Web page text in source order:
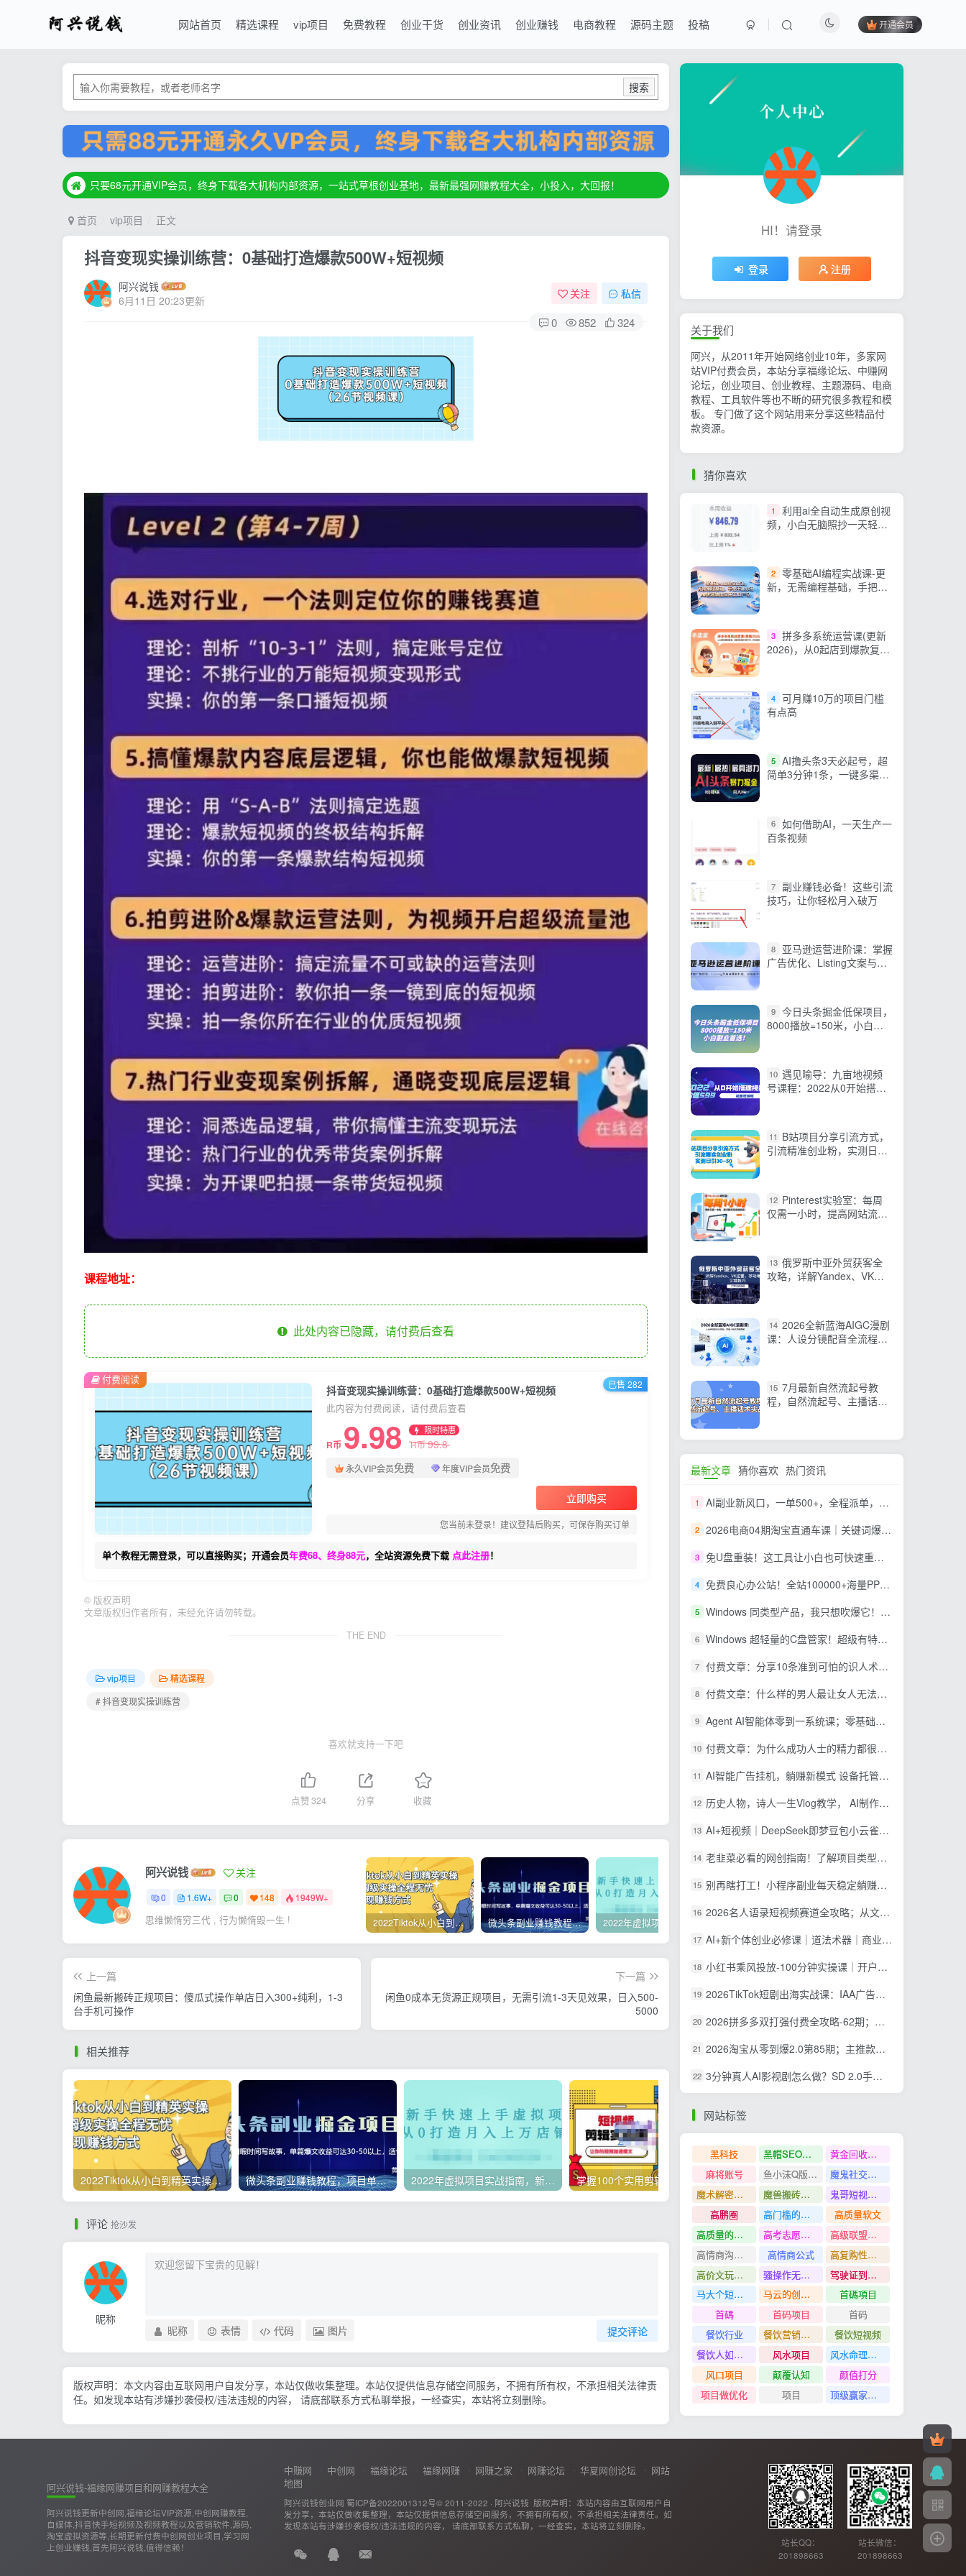
网站首页 精选课程 vip项目 免费教程 创业干货 创业资讯 创业赚钱 电商教程 源码主题 投稿 开通会员
搜索
只要68元开通VIP会员，终身下载各大机构内部资源，一站式草根创业基地，最新最强网赚教程大全，小投入，大回报！
只要68元开通VIP会员，终身下载各大机构内部资源，一站式草根创业基地，最新最强网赚教程大全，小投入，大回报！
只要68元开通VIP会员，终身下载各大机构内部资源，一站式草根创业基地，最新最强网赚教程大全，小投入，大回报！
首页 vip项目 正文
抖音变现实操训练营：0基础打造爆款500W+短视频
阿兴说钱
6月11日 20:23更新
关注 私信
0 852 324
课程地址：
此处内容已隐藏，请付费后查看
抖音变现实操训练营：0基础打造爆款500W+短视频
此内容为付费阅读，请付费后查看
R币 9.98 限时特惠
R币99.8
永久VIP会员免费 年度VIP会员免费
立即购买
您当前未登录！建议登陆后购买，可保存购买订单
单个教程无需登录，可以直接购买；开通会员年费68、终身88元，全站资源免费下载 点此注册！
付费阅读 已售 282
© 版权声明
文章版权归作者所有，未经允许请勿转载。
THE END
vip项目
精选课程
# 抖音变现实操训练营
喜欢就支持一下吧
点赞324 分享 收藏
阿兴说钱 关注
0 1.6W+ 0 148 1949W+
思维懒惰穷三代 , 行为懒惰毁一生 ! 2022Tiktok从小白到精英实操，0-1保姆级实操全程无忧，多种变现赚钱方式 微头条副业赚钱教程，项目单号单天做到50-100+收益
上一篇
闲鱼最新搬砖正规项目：傻瓜式操作单店日入300+纯利，1-3
台手机可操作
下一篇
闲鱼0成本无货源正规项目，无需引流1-3天见效果，日入500-
5000
相关推荐
2022Tiktok从小白到精英实操，0-1保姆级实操全程无忧，多种变现赚钱方式 微头条副业赚钱教程，项目单号单天做到50-100+收益 2022年虚拟项目实战指南，新手从0打造月入上万店铺【视频课程】 掌握100个实用剪辑方法，让你的视频加速上热门 忠余网创《百战奇略》第二法：零基础带你识破赚钱项目共生
评论 抢沙发
昵称
提交评论
昵称 表情 代码 图片
版权声明：本文内容由互联网用户自发分享，本站仅做收集整理。本站仅提供信息存储空间服务，不拥有所有权，不承担相关法律责
任。如发现本站有涉嫌抄袭侵权/违法违规的内容， 请底部联系方式私聊举报，一经查实，本站将立刻删除。
HI！请登录
登录 注册
关于我们
阿兴，从2011年开始网络创业10年，多家网
站VIP付费会员，本站分享福缘论坛、中赚网
论坛，创业项目、创业教程、主题源码、电商
教程、工具软件等也不断的研究很多教程和模
板。 专门做了这个网站用来分享这些精品付
款资源。
猜你喜欢
1
利用ai全自动生成原创视
频，小白无脑照抄一天轻轻
2 零基础AI编程实战课-更
新，无需编程基础，手把手
3 拼多多系统运营课(更新
2026)，从0起店到爆款复
4 可月赚10万的项目门槛
有点高
5 AI撸头条3天必起号，超
简单3分钟1条，一键多渠道
6 如何借助AI，一天生产一
百条视频
7 副业赚钱必备！这些引流
技巧，让你轻松月入破万
8
亚马逊运营进阶课：掌握
广告优化、Listing文案与爆
9 今日头条掘金低保项目，
8000播放=150米，小白副
10 遇见喻导：九亩地视频
号课程：2022从0开始搭建
11 B站项目分享引流方式，
引流精准创业粉，实测日引
12 Pinterest实验室：每周
仅需一小时，提高网站流量
13 俄罗斯中亚外贸获客全
攻略，详解Yandex、VK运
14 2026全新蓝海AIGC漫剧
课：人设分镜配音全流程，
15 7月最新自然流起号教
程，自然流起号、主播话术
最新文章 猜你喜欢 热门资讯
1 AI副业新风口，一单500+，全程派单，0门槛直接干
2 2026电商04期淘宝直通车课｜关键词爆打矩阵，多计划低出价，新品爆款差异化投放实操教学
3 免U盘重装！这工具让小白也可快速重装 Windows，支持无人值守配置，数据无忧 CmzPrep_Rev2
4 免费良心办公站！全站100000+海量PPT素材免费下载，每日更新，分类清晰，免注册登录下载 爱PPT网
5 Windows 同类型产品，我只想吹爆它！把听歌变成了一场沉浸式视听现场，支持多平台歌单播放 Mineradio
6 Windows 超轻量的C盘管家！超级有特点，支持磁盘分析及清理提醒，2M大小体积，完全免费 C盘管家
7 付费文章：分享10条准到可怕的识人术术，希望能帮到大家。
8 付费文章：什么样的男人最让女人无法抵抗？
9 Agent AI智能体零到一系统课；零基础也能学会自动化实战，从核心概念到Coze工作流搭建完整覆盖
10 付费文章：为什么成功人士的精力都很旺盛？
11 AI智能广告挂机，躺赚新模式 设备托管运行，解放双手持续变现
12 历史人物，诗人一生Vlog教学， AI制作丨伙伴计划丨精选收益丨商单收徒 ，新领域红利期，抓紧做
13 AI+短视频｜DeepSeek即梦豆包小云雀全工具教学，从账号定位到剪映剪辑，零基础也能快速上手做爆款
14 老韭菜必看的网创指南！了解项目类型，才能找到好的项目，才能拿到想要的结果
15 别再瞎打工！小程序副业每天稳定躺赚200+
16 2026名人语录短视频赛道全攻略；从文案撰写到声音克隆部署，系统掌握涨粉变现双赢制作技术
17 AI+新个体创业必修课｜道法术器｜商业逻辑·小红书流量·AI智能体｜低成本打造个人变现小生意全套教学
18 小红书乘风投放-100分钟实操课｜开户返点·标准投搭建·莱卡定向，新店建模撬动笔记自然流量全套教学
19 2026TikTok短剧出海实战课：IAA广告分账×IAP付费变现×账号搭建×平台规则×双轨爆发×回款全流程
20 2026拼多多双打强付费全攻略-62期；成本推广加托管双剑合璧，系统讲解7种付费玩法优劣势与选择策略
21 2026淘宝从零到爆2.0第85期；主推款五项高权重初始设置，改销量评晒秒单快速破零积累基础权重
22 3分钟真人AI影视剧怎么做？SD 2.0手把手完整制作流程｜Higgsfield 14天SD 2.0/2.5无限生成
网站标签
黑科技 黑帽SEO案例分析
黄金回收奢侈品
麻将账号
鱼小沫Q版人物团练课
魔鬼社交实战课全套课程
魔术解密教程
魔兽搬砖搞钱
鬼哥短视频底层逻辑
高鹏圈
高门槛的生意
高质量软文
高质量的问答和知识分享
高考志愿填报
高级联盟营销教程
高情商沟通管理课
高情商公式
高复购性行业
高价文玩众筹分红项目
骚操作无脑裂变
驾驶证到期换证
马大个短视频投放课
马云的创业故事
首碼項目
首碼
首码项目
首码
餐饮行业
餐饮营销管理特训班
餐饮短视频
餐饮人如何用团购给门店拓客
风水项目
风水命理项目
风口项目
颠覆认知
颜值打分
项目做优化
项目 顶级赢家思维
阿兴说钱-福缘网赚项目和网赚教程大全
阿兴说钱更新中创网,福缘论坛VIP资源,中创网赚教程,
自媒体,抖音快手短视频及视频教程以及营销软件,源码,
淘宝虚拟资源等,长期更新付费中创网创业项目,学习网
上创业赚钱,首先阿兴说钱,值得信赖！
中赚网 中创网 福缘论坛 福缘网赚 网赚之家 网赚论坛 华夏网创论坛
网站
地图
阿兴说钱创业网 蜀ICP备2022001312号© 2011-2022 · 阿兴说钱 版权声明：本站内容由互联网用户自
发分享，本站仅做收集整理，本站仅提供信息存储空间服务，不拥有所有权，不承担相关法律责任。如
发现本站有涉嫌抄袭侵权/违法违规的内容， 请底部联系方式私聊，一经查实，本站将立刻删除。
站长QQ：
201898663
站长微信：
201898663